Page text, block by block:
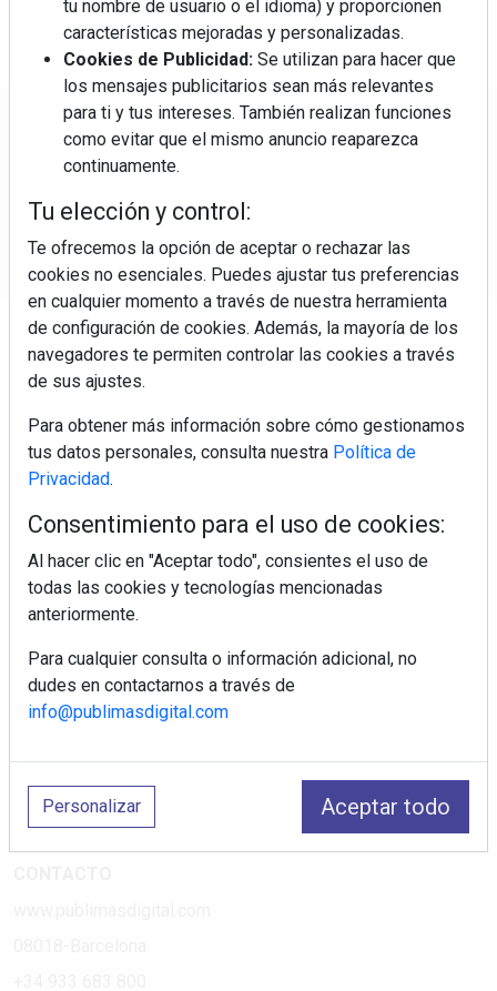
Regístrate y accede a contenidos
Correo electrónico
Electromarket: Revista electrodomésticos, noticias canal
electrodomésticos, novedades informáticas, electrónica de
consumo, canal electro, retail, análisis distribución, noticias
pequeño electrodoméstico, datos de mercado.
PÁGINAS
Política de Privacidad
Política de Cookies
Aviso Legal
¿Quiénes somos?
tu nombre de usuario o el idioma) y proporcionen
características mejoradas y personalizadas.
Cookies de Publicidad: Se utilizan para hacer que
los mensajes publicitarios sean más relevantes
para ti y tus intereses. También realizan funciones
como evitar que el mismo anuncio reaparezca
continuamente.
Tu elección y control:
Te ofrecemos la opción de aceptar o rechazar las
cookies no esenciales. Puedes ajustar tus preferencias
en cualquier momento a través de nuestra herramienta
de configuración de cookies. Además, la mayoría de los
navegadores te permiten controlar las cookies a través
de sus ajustes.
Para obtener más información sobre cómo gestionamos
tus datos personales, consulta nuestra Política de
Privacidad.
Consentimiento para el uso de cookies:
Al hacer clic en "Aceptar todo", consientes el uso de
todas las cookies y tecnologías mencionadas
anteriormente.
Para cualquier consulta o información adicional, no
dudes en contactarnos a través de
info@publimasdigital.com
Personalizar Aceptar todo